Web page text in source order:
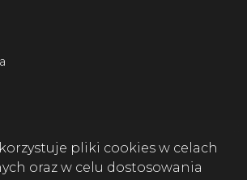
pliki cookies w celach
oraz w celu dostosowania